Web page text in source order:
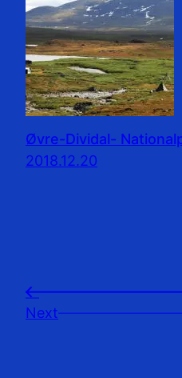
Øvre-Dividal-
2018.12.20
←
Next